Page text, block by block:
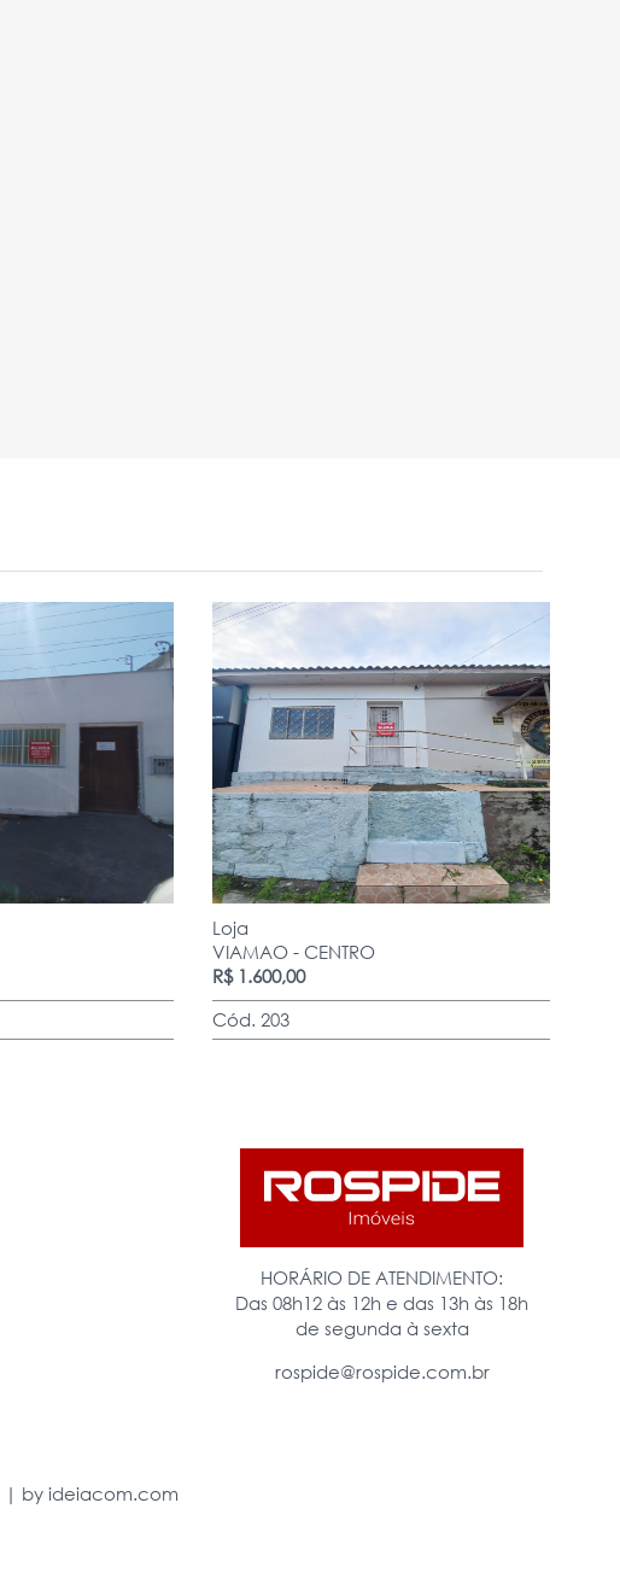
Loja
VIAMAO - CENTRO
R$ 1.600,00
Cód. 203
HORÁRIO DE ATENDIMENTO:
Das 08h12 às 12h e das 13h às 18h
de segunda à sexta
rospide@rospide.com.br
| by ideiacom.com